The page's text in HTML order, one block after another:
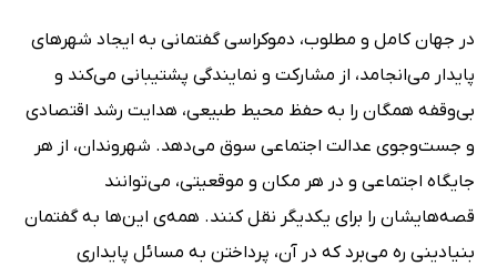
در جهان کامل و مطلوب، دموکراسی گفتمانی به ایجاد شهرهای
پایدار می‌انجامد، از مشارکت و نمایندگی پشتیبانی می‌کند و
بی‌وقفه همگان را به حفظ محیط طبیعی، هدایت رشد اقتصادی
و جست‌وجوی عدالت اجتماعی سوق می‌دهد. شهروندان، از هر
جایگاه اجتماعی و در هر مکان و موقعیتی، می‌توانند
قصه‌هایشان را برای یکدیگر نقل کنند. همه‌ی این‌ها به گفتمان
بنیادینی ره می‌برد که در آن، پرداختن به مسائل پایداری